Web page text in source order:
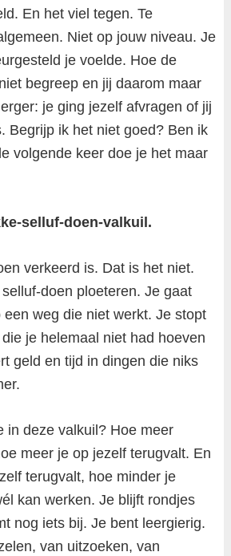
En het viel tegen. Te
Niet op jouw niveau. Je
je voelde. Hoe de
begreep en jij daarom maar
je ging jezelf afvragen of jij
Begrijp ik het niet goed? Ben ik
volgende keer doe je het maar
selluf-doen-valkuil.
verkeerd is. Dat is het niet.
doen ploeteren. Je gaat
weg die niet werkt. Je stopt
je helemaal niet had hoeven
geld en tijd in dingen die niks
in deze valkuil? Hoe meer
meer je op jezelf terugvalt. En
terugvalt, hoe minder je
kan werken. Je blijft rondjes
nog iets bij. Je bent leergierig.
van uitzoeken, van